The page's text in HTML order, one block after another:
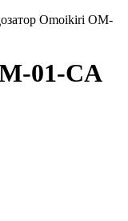
Omoikiri OM-
01-CA